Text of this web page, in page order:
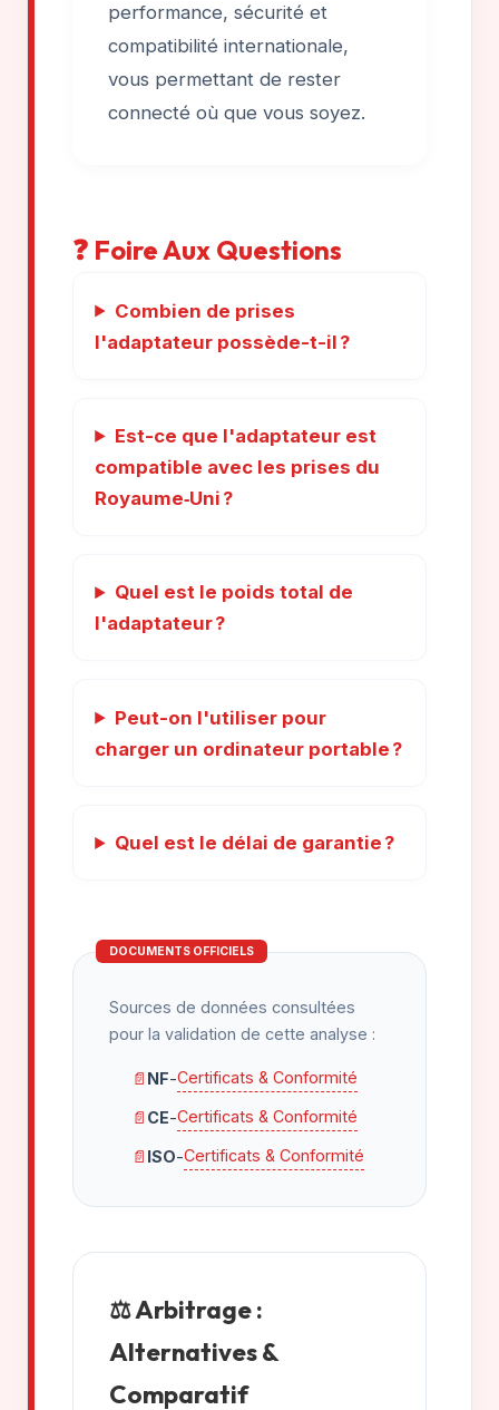
performance, sécurité et
compatibilité internationale,
vous permettant de rester
connecté où que vous soyez.
❓ Foire Aux Questions
Combien de prises
l'adaptateur possède-t-il ?
Est-ce que l'adaptateur est
compatible avec les prises du
Royaume‑Uni ?
Quel est le poids total de
l'adaptateur ?
Peut-on l'utiliser pour
charger un ordinateur portable ?
Quel est le délai de garantie ?
DOCUMENTS OFFICIELS
Sources de données consultées
pour la validation de cette analyse :
📄 NF-Certificats & Conformité
📄 CE-Certificats & Conformité
📄 ISO-Certificats & Conformité
⚖️ Arbitrage :
Alternatives &
Comparatif